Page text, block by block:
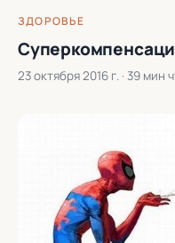
ЗДОРОВЬЕ
23 октября 2016 г. · 39 мин